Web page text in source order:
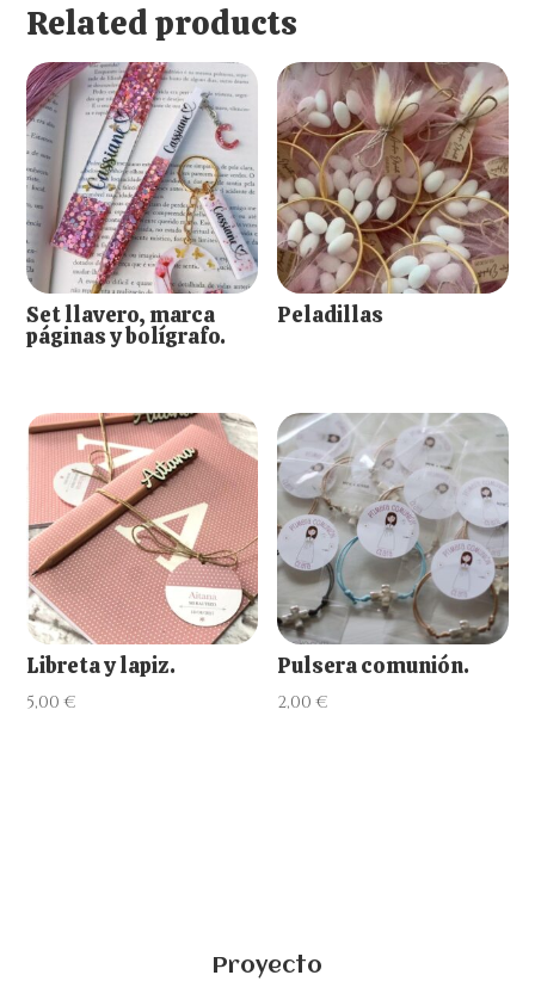
Related products
Set llavero, marca
páginas y bolígrafo.
Peladillas
Libreta y lapiz.
5,00€
Pulsera comunión.
2,00€
Proyecto